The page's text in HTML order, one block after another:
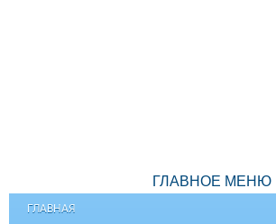
ГЛАВНОЕ МЕНЮ
ГЛАВНАЯ